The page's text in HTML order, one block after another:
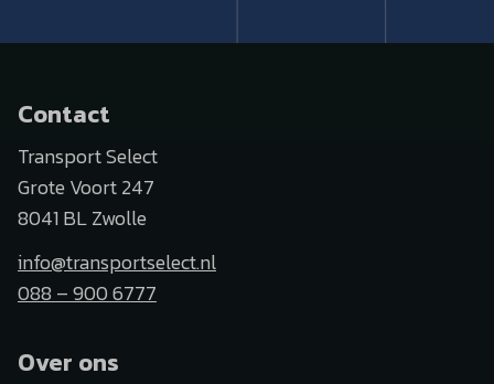
Contact
Transport Select
Grote Voort 247
8041 BL Zwolle
info@transportselect.nl
088 – 900 6777
Over ons